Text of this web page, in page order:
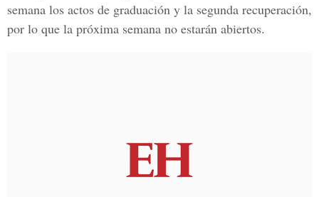
semana los actos de graduación y la segunda recuperación,
por lo que la próxima semana no estarán abiertos.